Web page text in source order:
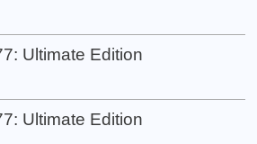
Ultimate Edition
Ultimate Edition